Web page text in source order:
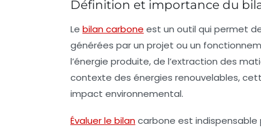
Définition et importance du
Le bilan carbone est un outil qui permet
générées par un projet ou un
l’énergie produite, de l’extraction des
contexte des énergies renouvelables,
impact environnemental.
Évaluer le bilancarbone est indispensable